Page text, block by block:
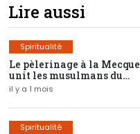
Lire aussi
Spiritualité
Le pèlerinage à la Mecque
unit les musulmans du
monde
il y a 1 mois
Spiritualité